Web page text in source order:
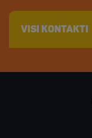
VISI KONTAKTI